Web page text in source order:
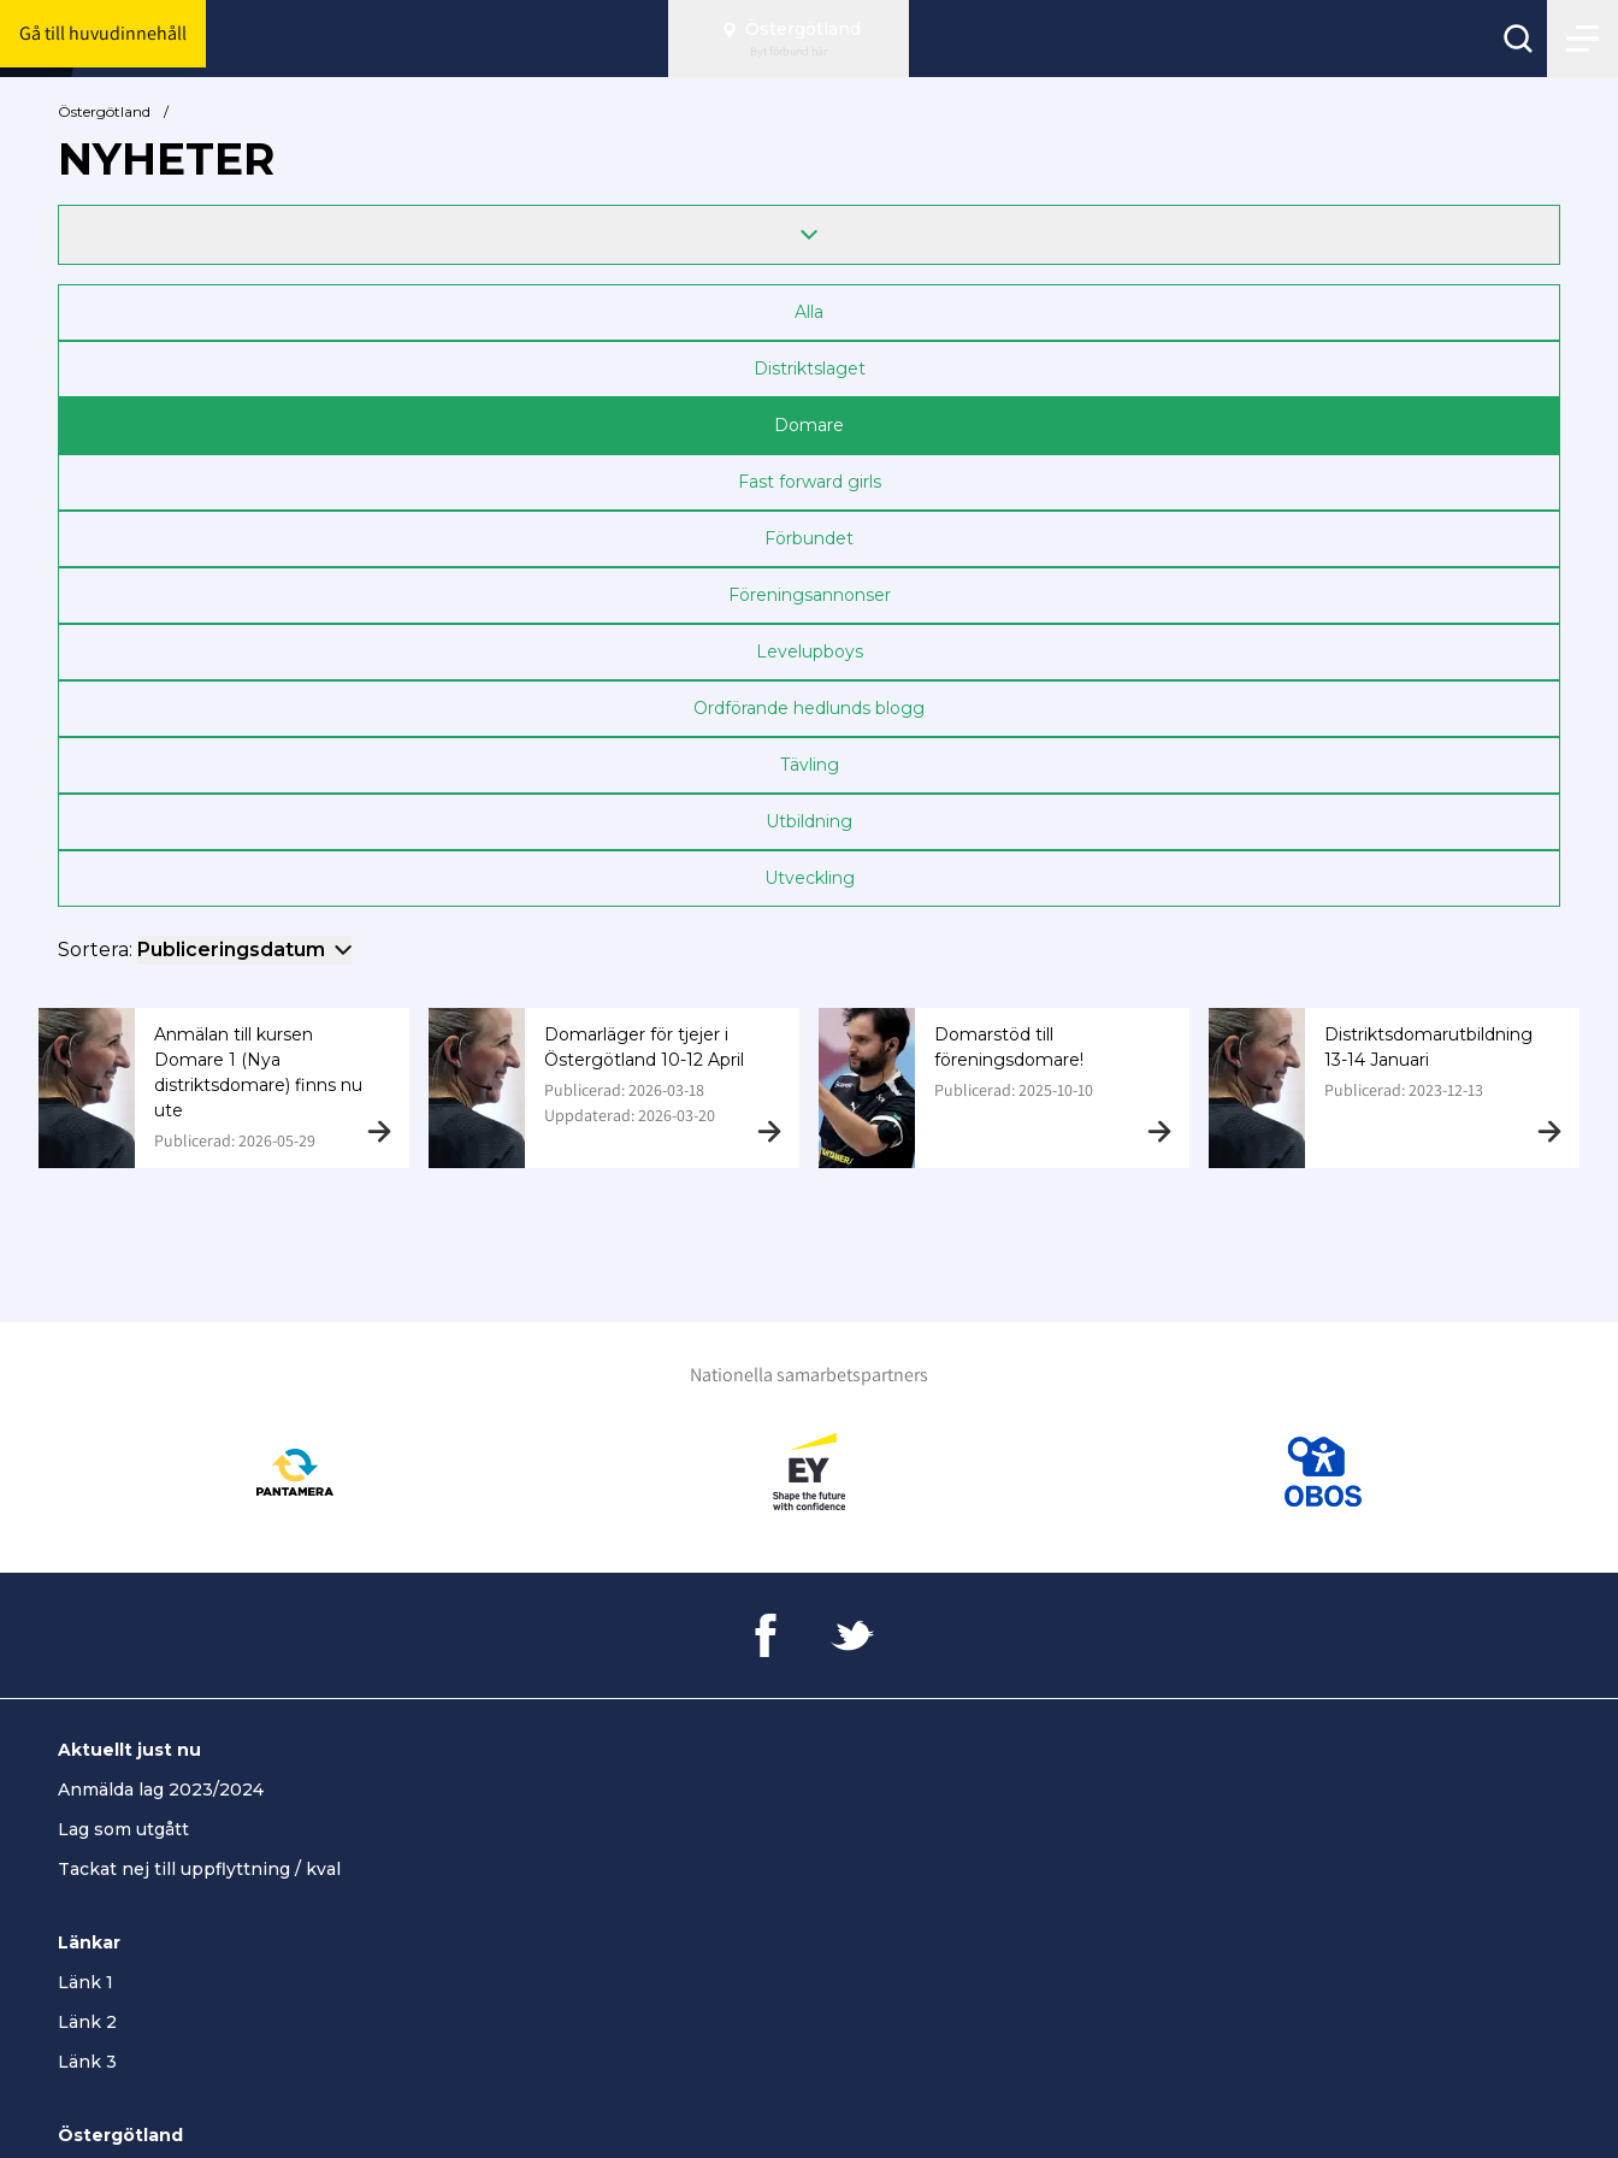
Gå till huvudinnehåll
Byt förbund här
Östergötland /
NYHETER
Alla
Distriktslaget
Domare
Fast forward girls
Förbundet
Föreningsannonser
Levelupboys
Ordförande hedlunds blogg
Tävling
Utbildning
Utveckling
Sortera: Publiceringsdatum
Anmälan till kursen
Domare 1 (Nya
distriktsdomare) finns nu
ute
Publicerad: 2026-05-29
Domarläger för tjejer i
Östergötland 10-12 April
Publicerad: 2026-03-18
Uppdaterad: 2026-03-20
Domarstöd till
föreningsdomare!
Publicerad: 2025-10-10
Distriktsdomarutbildning
13-14 Januari
Publicerad: 2023-12-13
Nationella samarbetspartners
Aktuellt just nu
Anmälda lag 2023/2024
Lag som utgått
Tackat nej till uppflyttning / kval
Länkar
Länk 1
Länk 2
Länk 3
Östergötland